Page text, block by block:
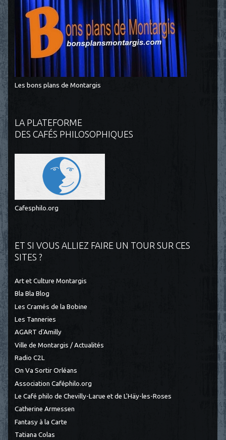
Les bons plans de Montargis
LA PLATEFORME
DES CAFÉS PHILOSOPHIQUES
Cafesphilo.org
ET SI VOUS ALLIEZ FAIRE UN TOUR SUR CES
SITES ?
Art et Culture Montargis
Bla Bla Blog
Les Cramés de la Bobine
Les Tanneries
AGART d'Amilly
Ville de Montargis / Actualités
Radio C2L
On Va Sortir Orléans
Association Caféphilo.org
Le Café philo de Chevilly-Larue et de L'Häy-les-Roses
Catherine Armessen
Fantasy à la Carte
Tatiana Colas